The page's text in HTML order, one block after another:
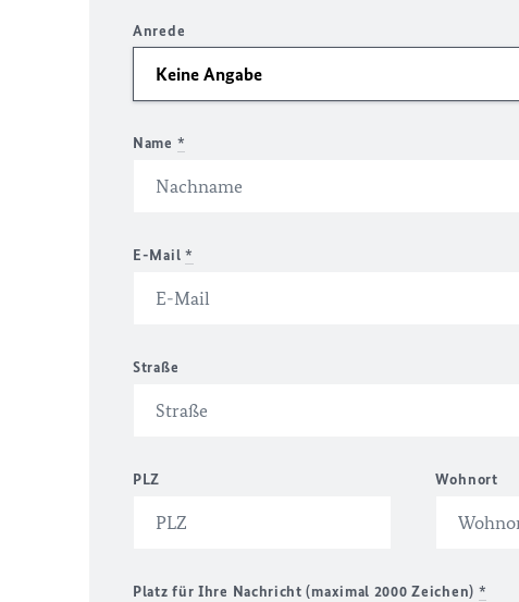
Anrede
Name *
E-Mail *
Straße
PLZ Wohnort
Platz für Ihre Nachricht (maximal 2000 Zeichen) *